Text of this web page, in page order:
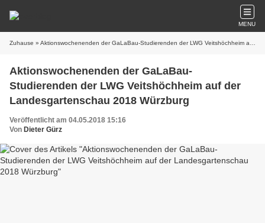
MENU
Zuhause » Aktionswochenenden der GaLaBau-Studierenden der LWG Veitshöchheim auf der Landesgartenschau 2018 Würzburg
Aktionswochenenden der GaLaBau-
Studierenden der LWG Veitshöchheim auf der
Landesgartenschau 2018 Würzburg
Veröffentlicht am 04.05.2018 15:16
Von Dieter Gürz